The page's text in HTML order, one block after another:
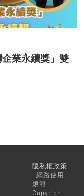
業永續獎」雙
隱私權政策
| 網路使用
規範
Copyright